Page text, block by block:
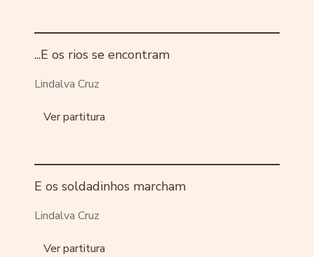
...E os rios se encontram
Lindalva Cruz
Ver partitura
E os soldadinhos marcham
Lindalva Cruz
Ver partitura